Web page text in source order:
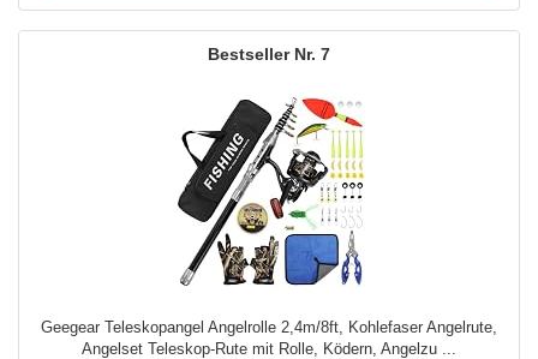
7
Geegear Teleskopangel Angelrolle 2,4m/8ft, Kohlefaser Angelrute,
Angelset Teleskop-Rute mit Rolle, Ködern, Angelzu ...